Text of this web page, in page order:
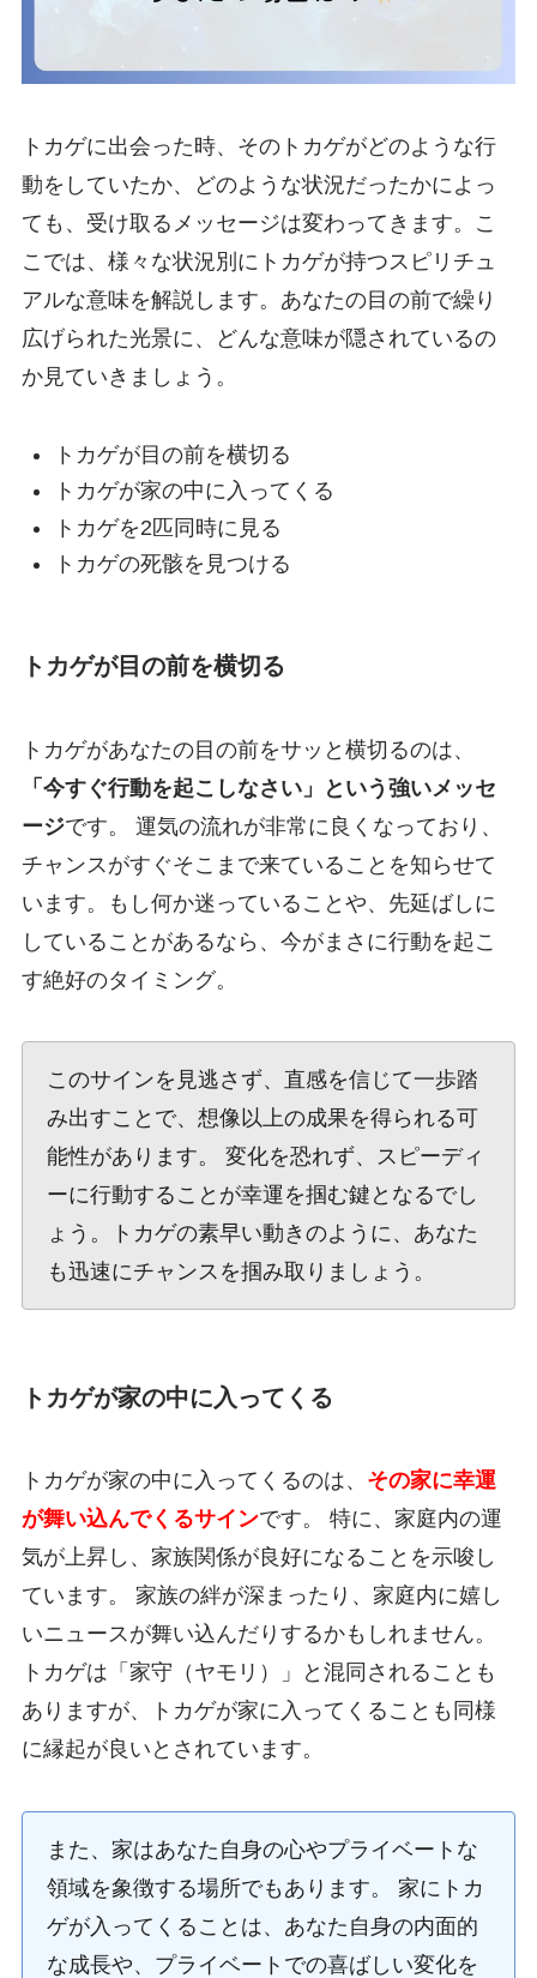
トカゲに出会った時、そのトカゲがどのような行
動をしていたか、どのような状況だったかによっ
ても、受け取るメッセージは変わってきます。こ
こでは、様々な状況別にトカゲが持つスピリチュ
アルな意味を解説します。あなたの目の前で繰り
広げられた光景に、どんな意味が隠されているの
か見ていきましょう。
トカゲが目の前を横切る
トカゲが家の中に入ってくる
トカゲを2匹同時に見る
トカゲの死骸を見つける
トカゲが目の前を横切る
トカゲがあなたの目の前をサッと横切るのは、
「今すぐ行動を起こしなさい」という強いメッセ
ージです。 運気の流れが非常に良くなっており、
チャンスがすぐそこまで来ていることを知らせて
います。もし何か迷っていることや、先延ばしに
していることがあるなら、今がまさに行動を起こ
す絶好のタイミング。
このサインを見逃さず、直感を信じて一歩踏
み出すことで、想像以上の成果を得られる可
能性があります。 変化を恐れず、スピーディ
ーに行動することが幸運を掴む鍵となるでし
ょう。トカゲの素早い動きのように、あなた
も迅速にチャンスを掴み取りましょう。
トカゲが家の中に入ってくる
トカゲが家の中に入ってくるのは、 その家に幸運
が舞い込んでくるサインです。 特に、家庭内の運
気が上昇し、家族関係が良好になることを示唆し
ています。 家族の絆が深まったり、家庭内に嬉し
いニュースが舞い込んだりするかもしれません。
トカゲは「家守（ヤモリ）」と混同されることも
ありますが、トカゲが家に入ってくることも同様
に縁起が良いとされています。
また、家はあなた自身の心やプライベートな
領域を象徴する場所でもあります。 家にトカ
ゲが入ってくることは、あなた自身の内面的
な成長や、プライベートでの喜ばしい変化を